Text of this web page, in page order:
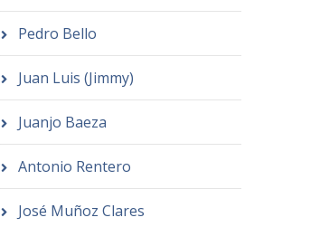
Pedro Bello
Juan Luis (Jimmy)
Juanjo Baeza
Antonio Rentero
José Muñoz Clares